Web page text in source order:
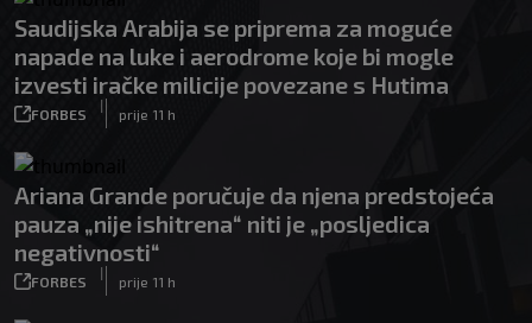
Saudijska Arabija se priprema za moguće
napade na luke i aerodrome koje bi mogle
izvesti iračke milicije povezane s Hutima
FORBES
|
prije 11 h
Ariana Grande poručuje da njena predstojeća
pauza „nije ishitrena“ niti je „posljedica
negativnosti“
FORBES
|
prije 11 h